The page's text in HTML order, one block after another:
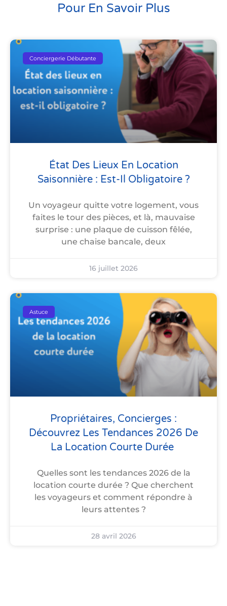
Pour En Savoir Plus
Conciergerie Débutante
État Des Lieux En Location
Saisonnière : Est-Il Obligatoire ?
Un voyageur quitte votre logement, vous
faites le tour des pièces, et là, mauvaise
surprise : une plaque de cuisson fêlée,
une chaise bancale, deux
16 juillet 2026
Astuce
Propriétaires, Concierges :
Découvrez Les Tendances 2026 De
La Location Courte Durée
Quelles sont les tendances 2026 de la
location courte durée ? Que cherchent
les voyageurs et comment répondre à
leurs attentes ?
28 avril 2026